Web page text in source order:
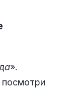
».
посмотри